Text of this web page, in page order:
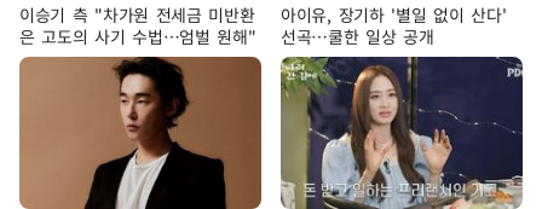
이승기 측 "차가원 전세금 미반환
은 고도의 사기 수법…엄벌 원해"
아이유, 장기하 '별일 없이 산다'
선곡…쿨한 일상 공개